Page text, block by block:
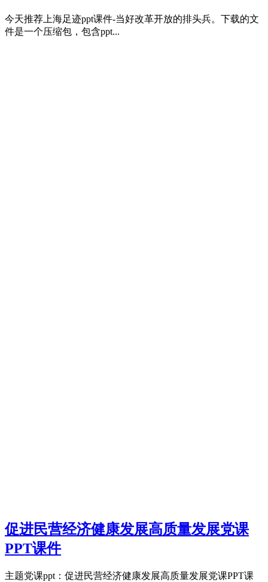
今天推荐上海足迹ppt课件-当好改革开放的排头兵。下载的文
件是一个压缩包，包含ppt...
促进民营经济健康发展高质量发展党课
PPT课件
主题党课ppt：促进民营经济健康发展高质量发展党课PPT课